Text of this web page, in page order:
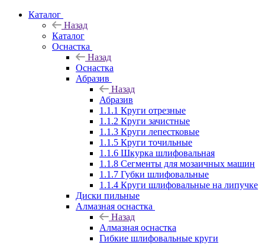
Каталог
Назад
Каталог
Оснастка
Назад
Оснастка
Абразив
Назад
Абразив
1.1.1 Круги отрезные
1.1.2 Круги зачистные
1.1.3 Круги лепестковые
1.1.5 Круги точильные
1.1.6 Шкурка шлифовальная
1.1.8 Сегменты для мозаичных машин
1.1.7 Губки шлифовальные
1.1.4 Круги шлифовальные на липучке
Диски пильные
Алмазная оснастка
Назад
Алмазная оснастка
Гибкие шлифовальные круги